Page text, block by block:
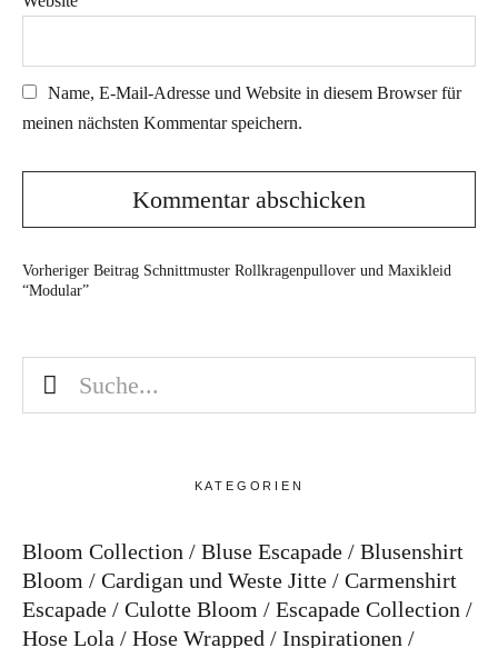
Name, E-Mail-Adresse und Website in diesem Browser für
meinen nächsten Kommentar speichern.
Vorheriger Beitrag Schnittmuster Rollkragenpullover und Maxikleid
“Modular”
KATEGORIEN
Bloom Collection Bluse Escapade
Blusenshirt
Bloom
Cardigan und Weste Jitte
Carmenshirt
Escapade
Culotte Bloom
Escapade Collection
Hose Lola
Hose Wrapped Inspirationen